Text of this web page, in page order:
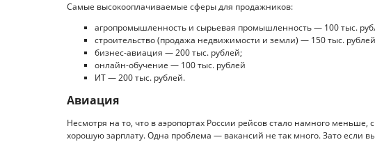
Самые высокооплачиваемые сферы для продажников:
агропромышленность и сырьевая промышленность — 100 тыс.
строительство (продажа недвижимости и земли) — 150 тыс.
бизнес-авиация — 200 тыс. рублей;
онлайн-обучение — 100 тыс. рублей
ИТ — 200 тыс. рублей.
Авиация
Несмотря на то, что в аэропортах России рейсов стало намного
хорошую зарплату. Одна проблема — вакансий не так много. Зато если